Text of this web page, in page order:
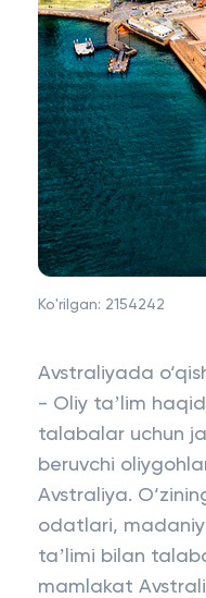
Ko'rilgan: 2154242
Avstraliyada
- Oliy taʼlim
talabalar uchun
beruvchi
Avstraliya.
odatlari,
taʼlimi bilan
mamlakat